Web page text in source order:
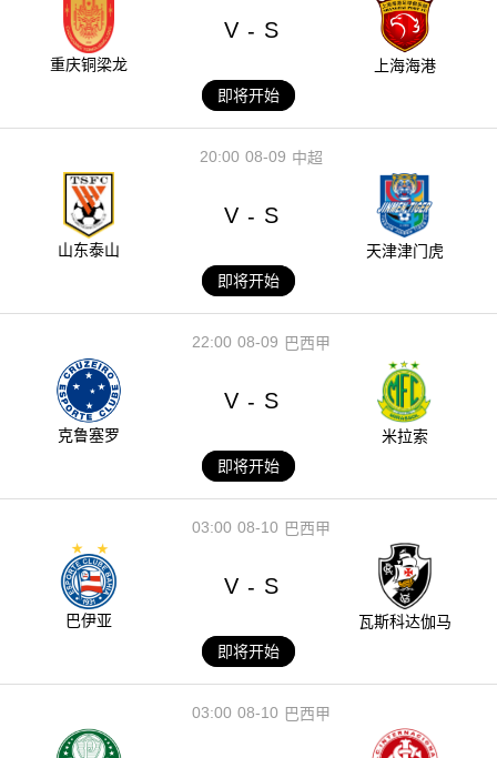
重庆铜梁龙
V - S
上海海港
即将开始
08-09
20:00 中超
山东泰山
V - S
天津津门虎
即将开始
08-09
22:00 巴西甲
克鲁塞罗
V - S
米拉索
即将开始
08-10
03:00 巴西甲
巴伊亚
V - S
瓦斯科达伽马
即将开始
08-10
03:00 巴西甲